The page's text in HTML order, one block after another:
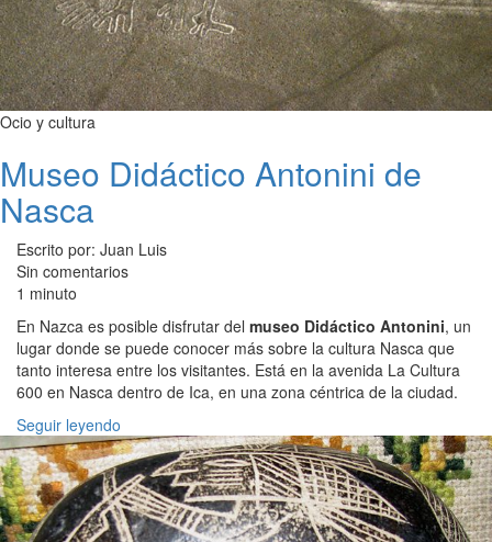
Ocio y cultura
Museo Didáctico Antonini de
Nasca
Escrito por: Juan Luis
Sin comentarios
1 minuto
En Nazca es posible disfrutar del museo Didáctico Antonini, un
lugar donde se puede conocer más sobre la cultura Nasca que
tanto interesa entre los visitantes. Está en la avenida La Cultura
600 en Nasca dentro de Ica, en una zona céntrica de la ciudad.
Seguir leyendo